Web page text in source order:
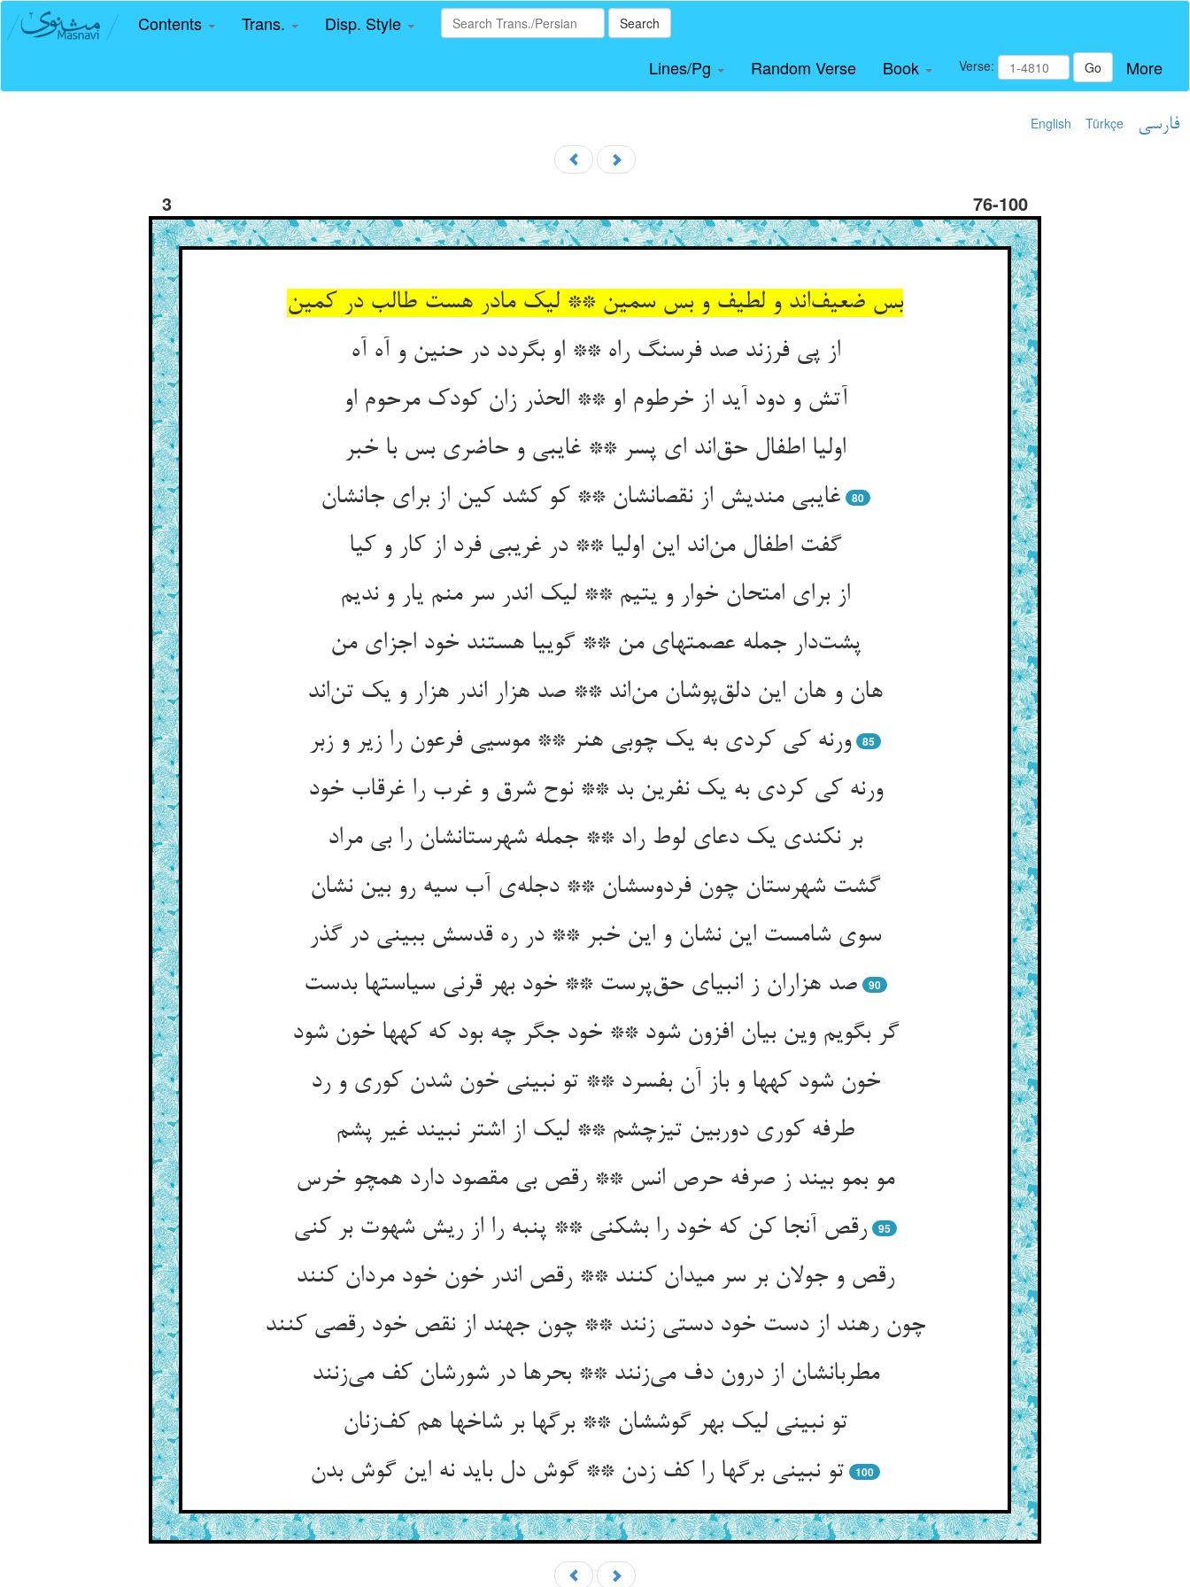
Contents Trans. Disp. Style Search
Lines/Pg Random Verse Book Verse: Go More
English Türkçe فارسی
3 76-100
بس ضعیف‌اند و لطیف و بس سمین ** لیک مادر هست طالب در کمین
از پی فرزند صد فرسنگ راه ** او بگردد در حنین و آه آه
آتش و دود آید از خرطوم او ** الحذر زان کودک مرحوم او
اولیا اطفال حق‌اند ای پسر ** غایبی و حاضری بس با خبر
غایبی مندیش از نقصانشان ** کو کشد کین از برای جانشان
80
گفت اطفال من‌اند این اولیا ** در غریبی فرد از کار و کیا
از برای امتحان خوار و یتیم ** لیک اندر سر منم یار و ندیم
پشت‌دار جمله عصمتهای من ** گوییا هستند خود اجزای من
هان و هان این دلق‌پوشان من‌اند ** صد هزار اندر هزار و یک تن‌اند
ورنه کی کردی به یک چوبی هنر ** موسیی فرعون را زیر و زبر
85
ورنه کی کردی به یک نفرین بد ** نوح شرق و غرب را غرقاب خود
بر نکندی یک دعای لوط راد ** جمله شهرستانشان را بی مراد
گشت شهرستان چون فردوسشان ** دجله‌ی آب سیه رو بین نشان
سوی شامست این نشان و این خبر ** در ره قدسش ببینی در گذر
صد هزاران ز انبیای حق‌پرست ** خود بهر قرنی سیاستها بدست
90
گر بگویم وین بیان افزون شود ** خود جگر چه بود که کهها خون شود
خون شود کهها و باز آن بفسرد ** تو نبینی خون شدن کوری و رد
طرفه کوری دوربین تیزچشم ** لیک از اشتر نبیند غیر پشم
مو بمو بیند ز صرفه حرص انس ** رقص بی مقصود دارد همچو خرس
رقص آنجا کن که خود را بشکنی ** پنبه را از ریش شهوت بر کنی
95
رقص و جولان بر سر میدان کنند ** رقص اندر خون خود مردان کنند
چون رهند از دست خود دستی زنند ** چون جهند از نقص خود رقصی کنند
مطربانشان از درون دف می‌زنند ** بحرها در شورشان کف می‌زنند
تو نبینی لیک بهر گوششان ** برگها بر شاخها هم کف‌زنان
تو نبینی برگها را کف زدن ** گوش دل باید نه این گوش بدن
100